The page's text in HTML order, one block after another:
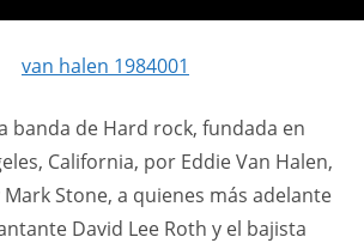
banda de Hard rock, fundada en
California, por Eddie Van Halen,
Mark Stone, a quienes más adelante
David Lee Roth y el bajista